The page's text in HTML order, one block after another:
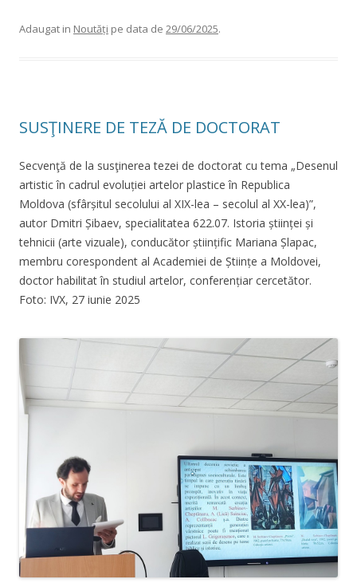
Adaugat in Noutăți pe data de 29/06/2025.
SUSŢINERE DE TEZĂ DE DOCTORAT
Secvenţă de la susţinerea tezei de doctorat cu tema „Desenul
artistic în cadrul evoluției artelor plastice în Republica
Moldova (sfârșitul secolului al XIX-lea – secolul al XX-lea)”,
autor Dmitri Șibaev, specialitatea 622.07. Istoria științei și
tehnicii (arte vizuale), conducător științific Mariana Șlapac,
membru corespondent al Academiei de Științe a Moldovei,
doctor habilitat în studiul artelor, conferențiar cercetător.
Foto: IVX, 27 iunie 2025